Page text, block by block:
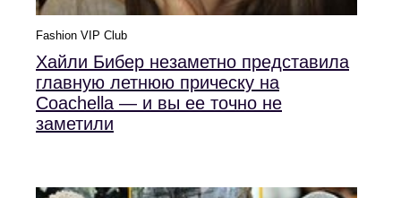
Fashion VIP Club
Хайли Бибер незаметно представила
главную летнюю прическу на
Coachella — и вы ее точно не
заметили